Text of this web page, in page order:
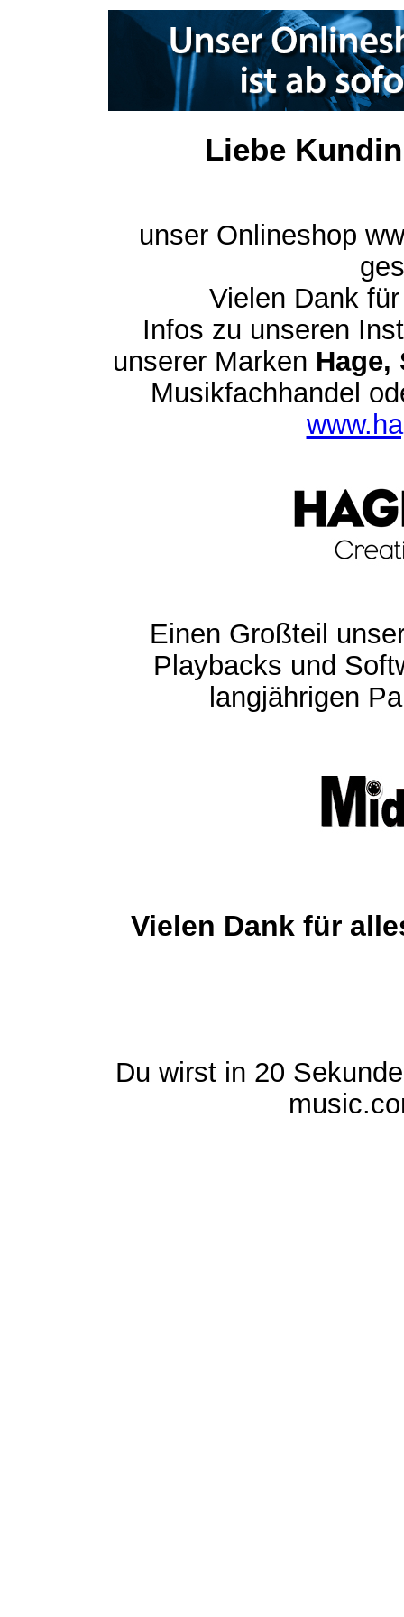
Liebe
unser Onlineshop
Vielen Dank
Infos zu unseren
unserer Marken Hage,
Musikfachhandel
Einen Großteil
Playbacks und
langjährigen
Vielen Dank für
Du wirst in 20